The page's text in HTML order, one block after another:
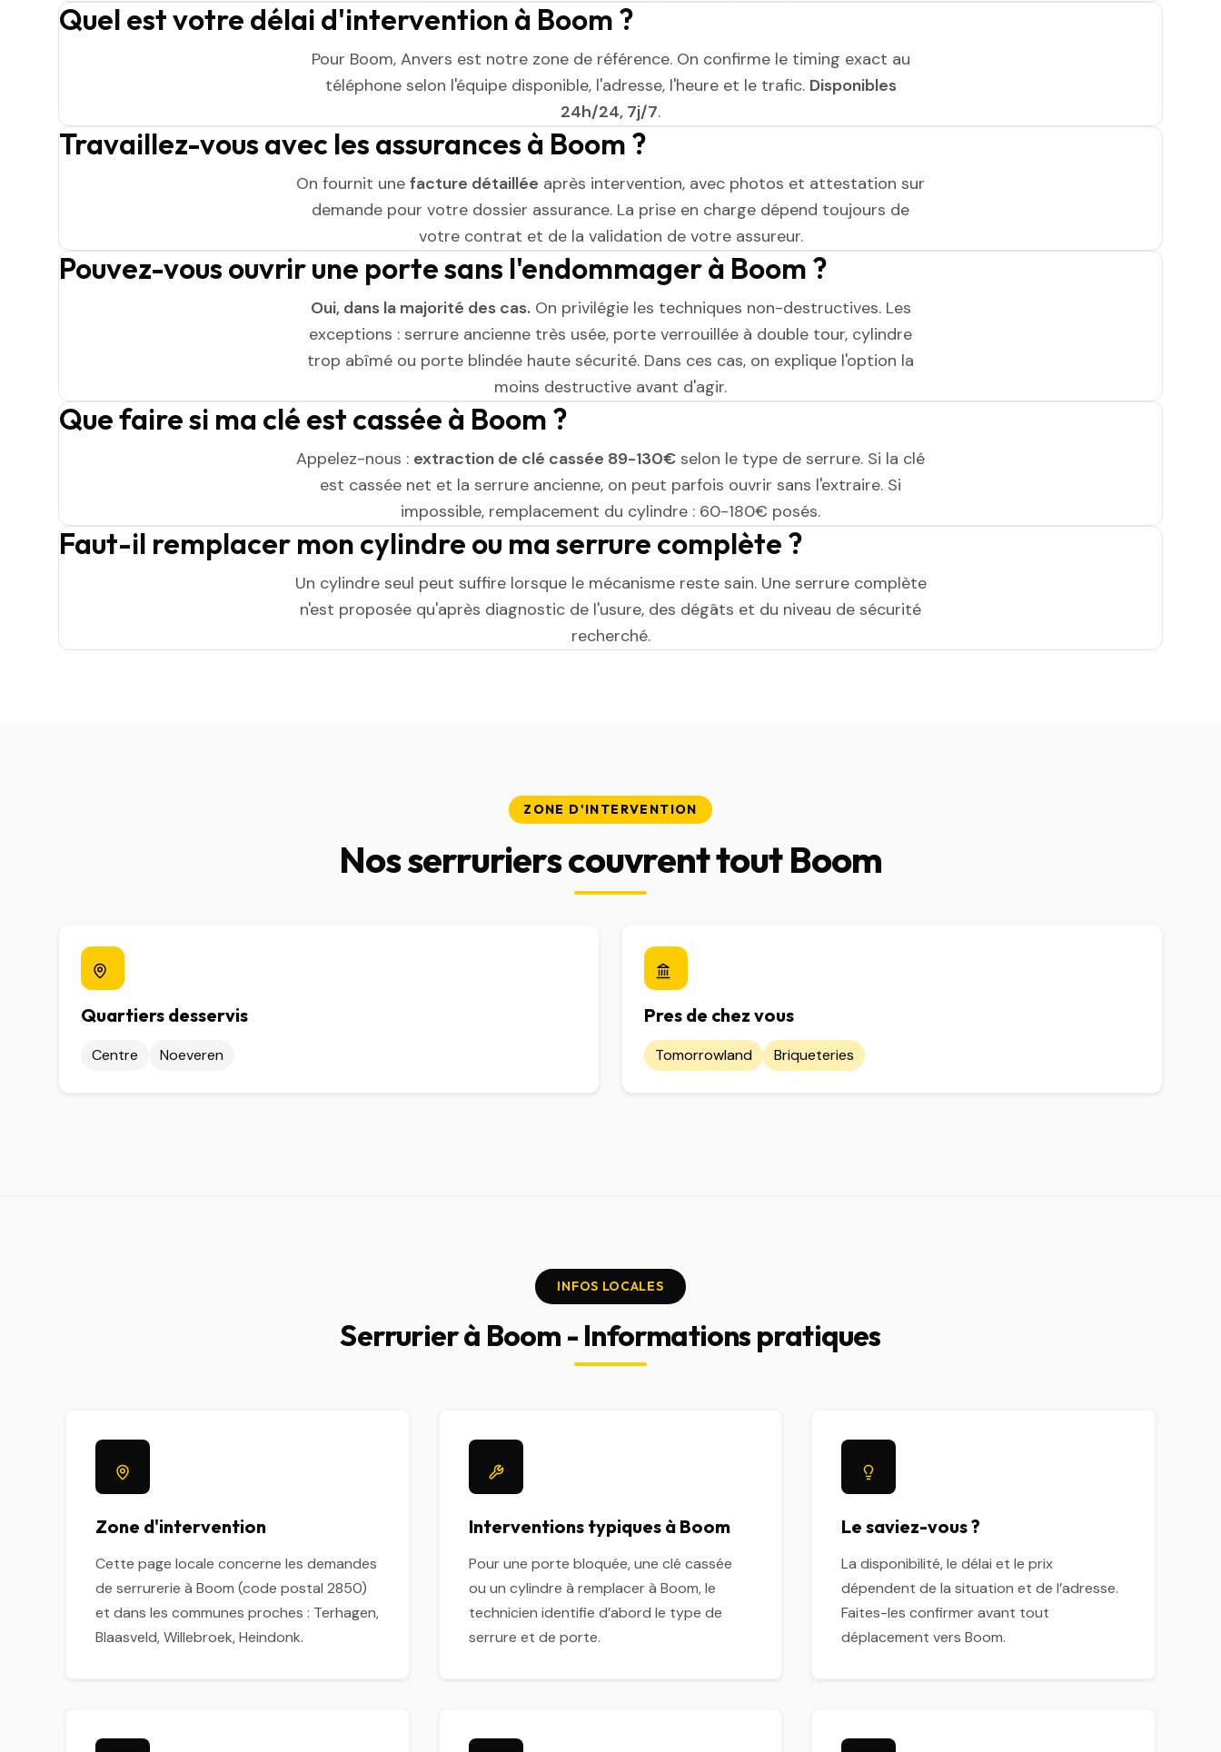
Quel est votre délai d'intervention à Boom ?
Pour Boom, Anvers est notre zone de référence. On confirme le timing exact au
téléphone selon l'équipe disponible, l'adresse, l'heure et le trafic. Disponibles
24h/24, 7j/7.
Travaillez-vous avec les assurances à Boom ?
On fournit une facture détaillée après intervention, avec photos et attestation sur
demande pour votre dossier assurance. La prise en charge dépend toujours de
votre contrat et de la validation de votre assureur.
Pouvez-vous ouvrir une porte sans l'endommager à Boom ?
Oui, dans la majorité des cas.On privilégie les techniques non-destructives. Les
exceptions : serrure ancienne très usée, porte verrouillée à double tour, cylindre
trop abîmé ou porte blindée haute sécurité. Dans ces cas, on explique l'option la
moins destructive avant d'agir.
Que faire si ma clé est cassée à Boom ?
Appelez-nous : extraction de clé cassée 89-130€ selon le type de serrure. Si la clé
est cassée net et la serrure ancienne, on peut parfois ouvrir sans l'extraire. Si
impossible, remplacement du cylindre : 60-180€ posés.
Faut-il remplacer mon cylindre ou ma serrure complète ?
Un cylindre seul peut suffire lorsque le mécanisme reste sain. Une serrure complète
n'est proposée qu'après diagnostic de l'usure, des dégâts et du niveau de sécurité
recherché.
ZONE D'INTERVENTION
Nos serruriers couvrent tout Boom
Quartiers desservis
Centre Noeveren
Pres de chez vous
Tomorrowland Briqueteries
INFOS LOCALES
Serrurier à Boom - Informations pratiques
Zone d'intervention
Cette page locale concerne les demandes
de serrurerie à Boom (code postal 2850)
et dans les communes proches : Terhagen,
Blaasveld, Willebroek, Heindonk.
Interventions typiques à Boom
Pour une porte bloquée, une clé cassée
ou un cylindre à remplacer à Boom, le
technicien identifie d’abord le type de
serrure et de porte.
Le saviez-vous ?
La disponibilité, le délai et le prix
dépendent de la situation et de l’adresse.
Faites-les confirmer avant tout
déplacement vers Boom.